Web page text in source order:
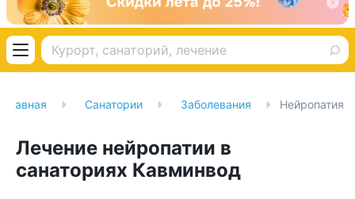
Главная Санатории Заболевания Нейропатия
Лечение нейропатии в
санаториях Кавминвод